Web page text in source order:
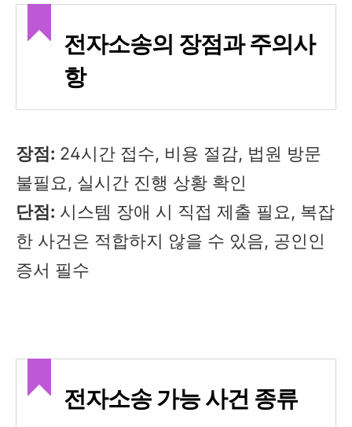
전자소송의 장점과 주의사
항
장점: 24시간 접수, 비용 절감, 법원 방문
불필요, 실시간 진행 상황 확인
단점: 시스템 장애 시 직접 제출 필요, 복잡
한 사건은 적합하지 않을 수 있음, 공인인
증서 필수
전자소송 가능 사건 종류